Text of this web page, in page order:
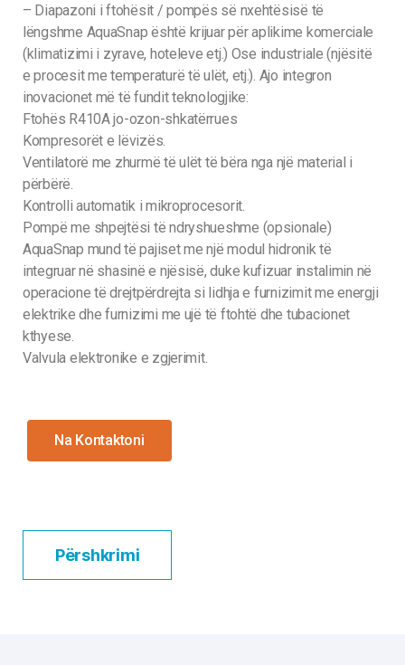
– Diapazoni i ftohësit / pompës së nxehtësisë të
lëngshme AquaSnap është krijuar për aplikime komerciale
(klimatizimi i zyrave, hoteleve etj.) Ose industriale (njësitë
e procesit me temperaturë të ulët, etj.). Ajo integron
inovacionet më të fundit teknologjike:
Ftohës R410A jo-ozon-shkatërrues
Kompresorët e lëvizës.
Ventilatorë me zhurmë të ulët të bëra nga një material i
përbërë.
Kontrolli automatik i mikroprocesorit.
Pompë me shpejtësi të ndryshueshme (opsionale)
AquaSnap mund të pajiset me një modul hidronik të
integruar në shasinë e njësisë, duke kufizuar instalimin në
operacione të drejtpërdrejta si lidhja e furnizimit me energji
elektrike dhe furnizimi me ujë të ftohtë dhe tubacionet
kthyese.
Valvula elektronike e zgjerimit.
Na Kontaktoni
Përshkrimi